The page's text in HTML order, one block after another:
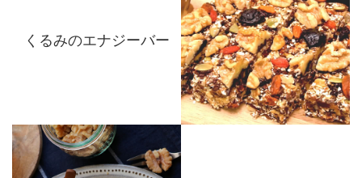
くるみのエナジーバー